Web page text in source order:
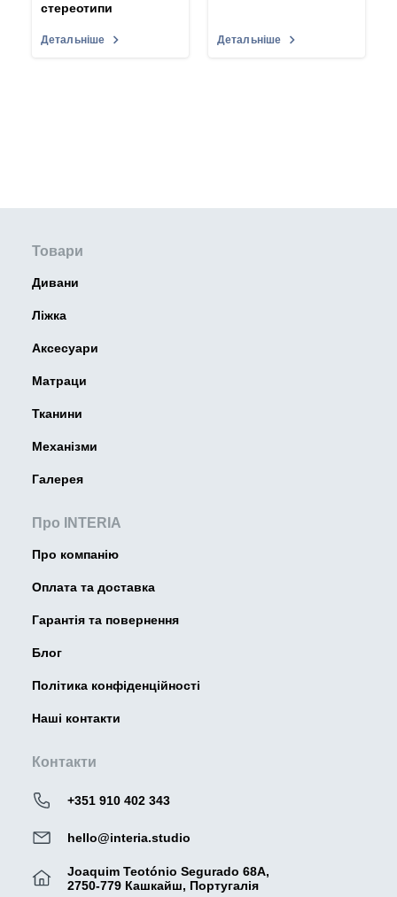
стереотипи
Детальніше Детальніше
Товари
Дивани
Ліжка
Аксесуари
Матраци
Тканини
Механізми
Галерея
Про INTERIA
Про компанію
Оплата та доставка
Гарантія та повернення
Блог
Політика конфіденційності
Наші контакти
Контакти
+351 910 402 343
hello@interia.studio
Joaquim Teotónio Segurado 68A,
2750-779 Кашкайш, Португалія